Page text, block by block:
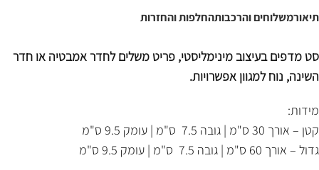
תיאורמשלוחים והרכבותהחלפות והחזרות
סט מדפים בעיצוב מינימליסטי, פריט משלים לחדר אמבטיה או חדר
השינה, נוחלמגוון אפשרויות.
מידות:
קטן – אורך 30 ס"מ | גובה 7.5 ס"מ | עומק 9.5 ס"מ
גדול – אורך 60 ס"מ | גובה 7.5 ס"מ | עומק 9.5 ס"מ